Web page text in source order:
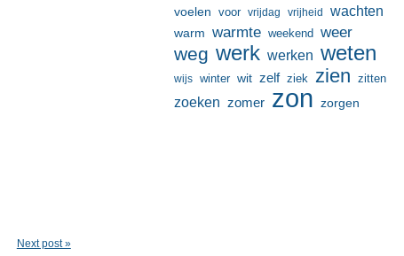
Next post »
voelen voor vrijdag vrijheid wachten
warm warmte weekend weer
weg werk werken weten
wijs winter wit zelf ziek zien zitten
zoeken zomer zon zorgen